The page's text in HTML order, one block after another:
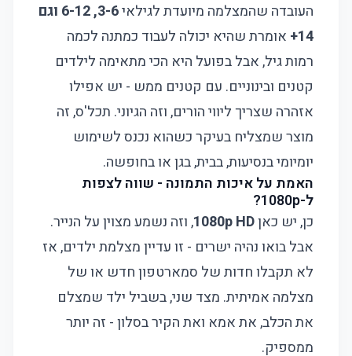
העובדה שהמצלמה מיועדת לגילאי
3-6, 6-12 וגם
14+ אומרת שהיא יכולה לעבוד כמתנה לכמה
רמות גיל, אבל בפועל היא הכי מתאימה לילדים
קטנים ובינוניים. עם קטנים ממש - יש אפילו
אזהרה שצריך ליווי הורים, וזה הגיוני. תכל'ס, זה
מוצר שמצליח בעיקר כשהוא נכנס לשימוש
יומיומי בנסיעות, בבית, בגן או בחופשה.
האמת על איכות התמונה - שווה לצפות
ל-1080p?
כן, יש כאן1080p HD, וזה נשמע מצוין על הנייר.
אבל בואו נהיה ישרים - זו עדיין מצלמת ילדים, אז
לא תקבלו חדות של סמארטפון חדש או של
מצלמה אמיתית. מצד שני, בשביל ילד שמצלם
את הכלב, את אמא ואת הקיר בסלון - זה יותר
ממספיק.